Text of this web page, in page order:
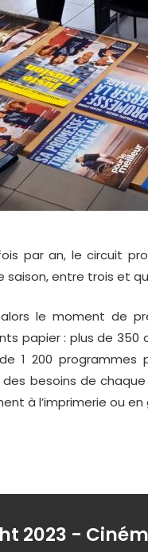
par an, le circuit
saison, entre trois et
le moment de
papier : plus de 350
1 200 programmes
besoins de
à l’imprimerie ou
2023 -